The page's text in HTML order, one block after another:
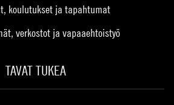
koulutukset ja tapahtumat
verkostot ja vapaaehtoistyö
TAVAT TUKEA